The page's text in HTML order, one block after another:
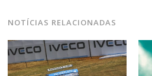
NOTÍCIAS RELACIONADAS